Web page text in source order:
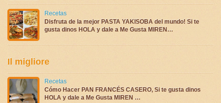
Recetas
Disfruta de la mejor PASTA YAKISOBA del mundo! Si te
gusta dinos HOLA y dale a Me Gusta MIREN…
Il migliore
Recetas
Cómo Hacer PAN FRANCÉS CASERO, Si te gusta dinos
HOLA y dale a Me Gusta MIREN …